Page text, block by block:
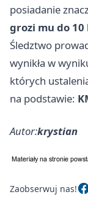
posiadanie
grozi mu do
Śledztwo
wynikła w
których
na podstawie:
Autor:krystian
Zaobserwuj nas!